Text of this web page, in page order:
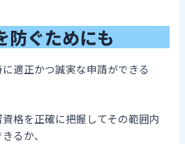
防ぐためにも
適正かつ誠実な申請ができる
格を正確に把握してその範囲内
るか、